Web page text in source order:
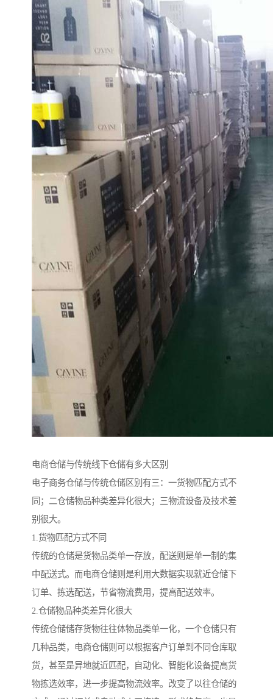
电商仓储与传统线下仓储有多大区别
电子商务仓储与传统仓储区别有三：一货物匹配方式不
同；二仓储物品种类差异化很大；三物流设备及技术差
别很大。
1.货物匹配方式不同
传统的仓储是货物品类单一存放，配送则是单一制的集
中配送式。而电商仓储则是利用大数据实现就近仓储下
订单、拣选配送，节省物流费用，提高配送效率。
2.仓储物品种类差异化很大
传统仓储储存货物往往体物品类单一化，一个仓储只有
几种品类，电商仓储则可以根据客户订单到不同仓库取
货，甚至是异地就近匹配，自动化、智能化设备提高货
物拣选效率，进一步提高物流效率。改变了以往仓储的